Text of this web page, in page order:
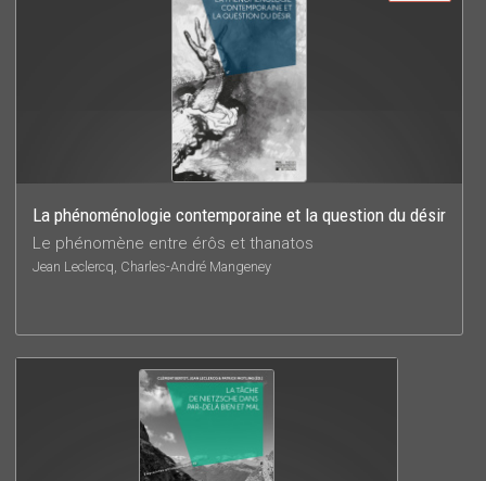
La phénoménologie contemporaine et la question du désir
Le phénomène entre érôs et thanatos
Jean Leclercq, Charles-André Mangeney